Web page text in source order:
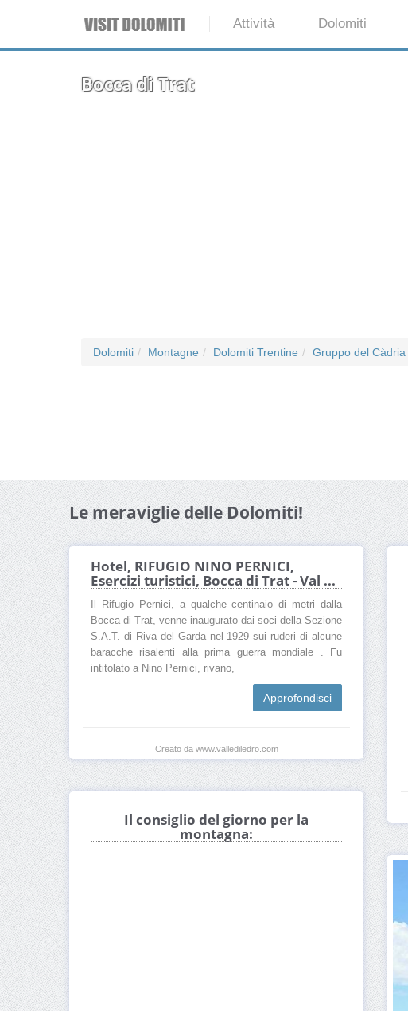
Attività Dolomiti
Bocca di Trat
Dolomiti Montagne Dolomiti Trentine Gruppo del Càdria
Le meraviglie delle Dolomiti!
Hotel, RIFUGIO NINO PERNICI,
Esercizi turistici, Bocca di Trat - Val ...
Il Rifugio Pernici, a qualche centinaio di metri dalla
Bocca di Trat, venne inaugurato dai soci della Sezione
S.A.T. di Riva del Garda nel 1929 sui ruderi di alcune
baracche risalenti alla prima guerra mondiale . Fu
intitolato a Nino Pernici, rivano,
Approfondisci
Creato da www.vallediledro.com
Il consiglio del giorno per la
montagna: